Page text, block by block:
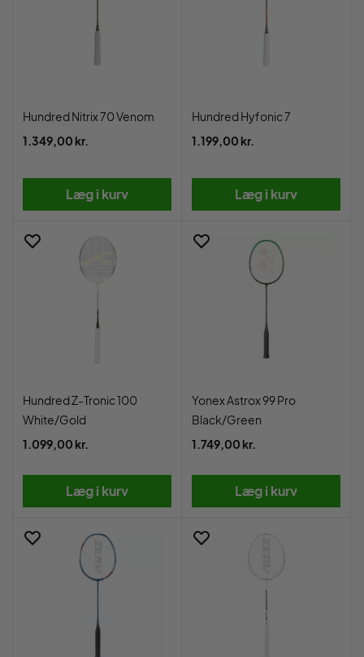
Hundred Nitrix 70 Venom
1.349,00 kr.
Læg i kurv
Hundred Hyfonic 7
1.199,00 kr.
Læg i kurv
Hundred Z-Tronic 100
White/Gold
1.099,00 kr.
Læg i kurv
Yonex Astrox 99 Pro
Black/Green
1.749,00 kr.
Læg i kurv